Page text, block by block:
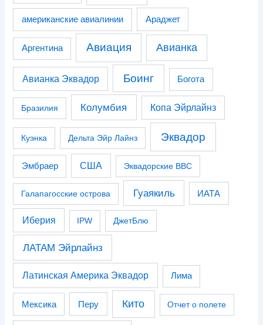
американские авиалинии Араджет
Аргентина Авиация Авианка
Авианка Эквадор Боинг Богота
Бразилия Колумбия Копа Эйрлайнз
Куэнка Дельта Эйр Лайнз Эквадор
Эмбраер США Эквадорские ВВС
Галапагосские острова Гуаякиль ИАТА
Иберия IPW ДжетБлю
ЛАТАМ Эйрлайнз
Латинская Америка Эквадор Лима
Мексика Перу Кито Отчет о полете